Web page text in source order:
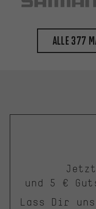
Alle 377
Jetzt
und 5 €
Lass Dir